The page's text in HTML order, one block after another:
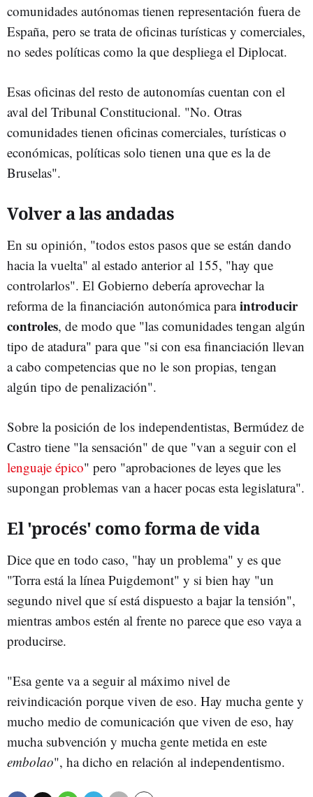
comunidades autónomas tienen representación fuera de
España, pero se trata de oficinas turísticas y comerciales,
no sedes políticas como la que despliega el Diplocat.
Esas oficinas del resto de autonomías cuentan con el
aval del Tribunal Constitucional. "No. Otras
comunidades tienen oficinas comerciales, turísticas o
económicas, políticas solo tienen una que es la de
Bruselas".
Volver a las andadas
En su opinión, "todos estos pasos que se están dando
hacia la vuelta" al estado anterior al 155, "hay que
controlarlos". El Gobierno debería aprovechar la
reforma de la financiación autonómica paraintroducir
controles, de modo que "las comunidades tengan algún
tipo de atadura" para que "si con esa financiación llevan
a cabo competencias que no le son propias, tengan
algún tipo de penalización".
Sobre la posición de los independentistas, Bermúdez de
Castro tiene "la sensación" de que "van a seguir con el
lenguaje épico" pero "aprobaciones de leyes que les
supongan problemas van a hacer pocas esta legislatura".
El 'procés' como forma de vida
Dice que en todo caso, "hay un problema" y es que
"Torra está la línea Puigdemont" y si bien hay "un
segundo nivel que sí está dispuesto a bajar la tensión",
mientras ambos estén al frente no parece que eso vaya a
producirse.
"Esa gente va a seguir al máximo nivel de
reivindicación porque viven de eso. Hay mucha gente y
mucho medio de comunicación que viven de eso, hay
mucha subvención y mucha gente metida en este
embolao", ha dicho en relación al independentismo.